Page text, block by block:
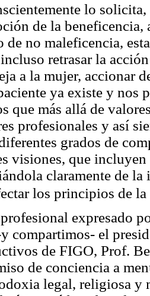
lo
de la
no maleficencia,
retrasar la
a la mujer, accionar
ya existe y nos
que más allá de
profesionales y así
grados de
visiones, que
claramente de
los principios de
expresado
compartimos- el
de FIGO, Prof.
de conciencia a
legal, religiosa y